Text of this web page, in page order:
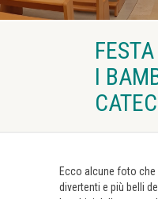
I
Ecco alcune foto
divertenti e più belli